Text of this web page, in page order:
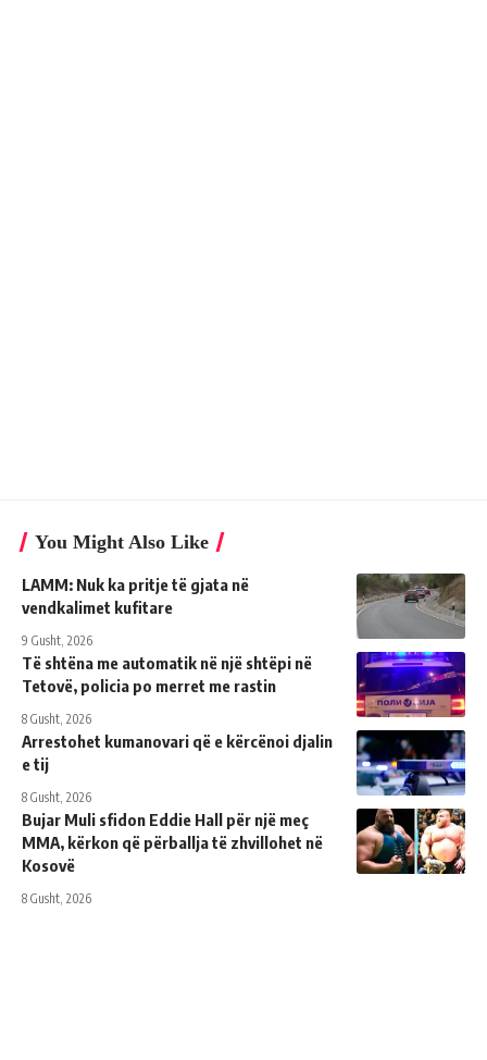
You Might Also Like
LAMM: Nuk ka pritje të gjata në
vendkalimet kufitare
9 Gusht, 2026
Të shtëna me automatik në një shtëpi në
Tetovë, policia po merret me rastin
8 Gusht, 2026
Arrestohet kumanovari që e kërcënoi djalin
e tij
8 Gusht, 2026
Bujar Muli sfidon Eddie Hall për një meç
MMA, kërkon që përballja të zhvillohet në
Kosovë
8 Gusht, 2026